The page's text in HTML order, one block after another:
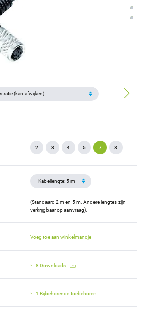
2 3 4 5 7 8
(Standaard 2 m en 5 m. Andere lengtes zijn
verkrijgbaar op aanvraag).
Voeg toe aan winkelmandje
8 Downloads
1 Bijbehorende toebehoren